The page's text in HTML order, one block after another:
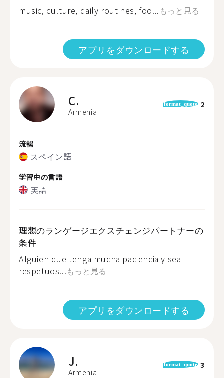
music, culture, daily routines, foo... もっと見る
アプリをダウンロードする
C.
Armenia
format_quote 2
流暢
スペイン語
学習中の言語
英語
理想のランゲージエクスチェンジパートナーの
条件
Alguien que tenga mucha paciencia y sea
respetuos...もっと見る
アプリをダウンロードする
J.
Armenia
format_quote 3